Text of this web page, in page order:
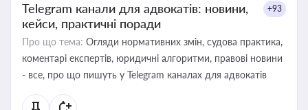
Telegram канали для адвокатів: новини,
кейси, практичні поради
+93
Про що тема: Огляди нормативних змін, судова практика,
коментарі експертів, юридичні алгоритми, правові новини
- все, про що пишуть у Telegram каналах для адвокатів